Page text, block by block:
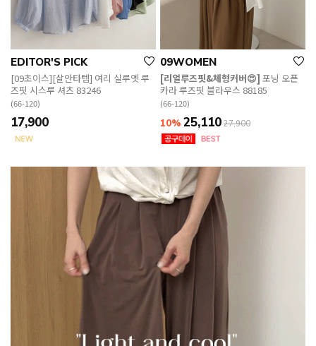
EDITOR'S PICK
[09초이스][살안타템] 여리 실루엣 루
즈핏 시스루 셔츠 83246
(66-120)
17,900
09WOMEN
[리얼루즈핏&체형커버😍] 포닝 오픈
카라 루즈핏 블라우스 88185
(66-120)
10% 25,110 27,900